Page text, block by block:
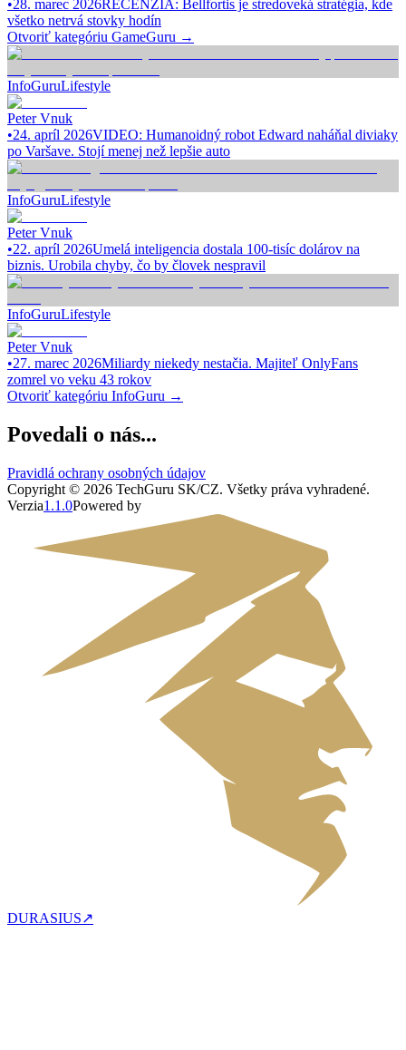
•28. marec 2026RECENZIA: Bellfortis je stredoveká stratégia, kde
všetko netrvá stovky hodín
Otvoriť kategóriu GameGuru →
InfoGuruLifestyle
Peter Vnuk
•24. apríl 2026VIDEO: Humanoidný robot Edward naháňal diviaky
po Varšave. Stojí menej než lepšie auto
InfoGuruLifestyle
Peter Vnuk
•22. apríl 2026Umelá inteligencia dostala 100-tisíc dolárov na
biznis. Urobila chyby, čo by človek nespravil
InfoGuruLifestyle
Peter Vnuk
•27. marec 2026Miliardy niekedy nestačia. Majiteľ OnlyFans
zomrel vo veku 43 rokov
Otvoriť kategóriu InfoGuru →
Povedali o nás...
Pravidlá ochrany osobných údajov
Copyright © 2026 TechGuru SK/CZ. Všetky práva vyhradené.
Verzia1.1.0Powered by
DURASIUS↗